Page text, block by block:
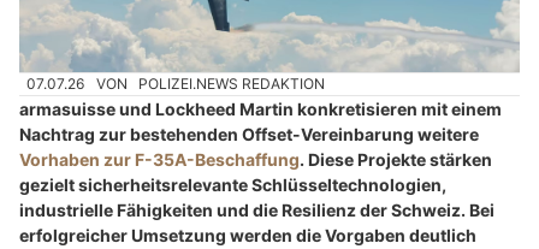
07.07.26 VON POLIZEI.NEWS REDAKTION
armasuisse und Lockheed Martin konkretisieren mit einem
Nachtrag zur bestehenden Offset-Vereinbarung weitere
Vorhaben zur F-35A-Beschaffung. Diese Projekte stärken
gezielt sicherheitsrelevante Schlüsseltechnologien,
industrielle Fähigkeiten und die Resilienz der Schweiz. Bei
erfolgreicher Umsetzung werden die Vorgaben deutlich